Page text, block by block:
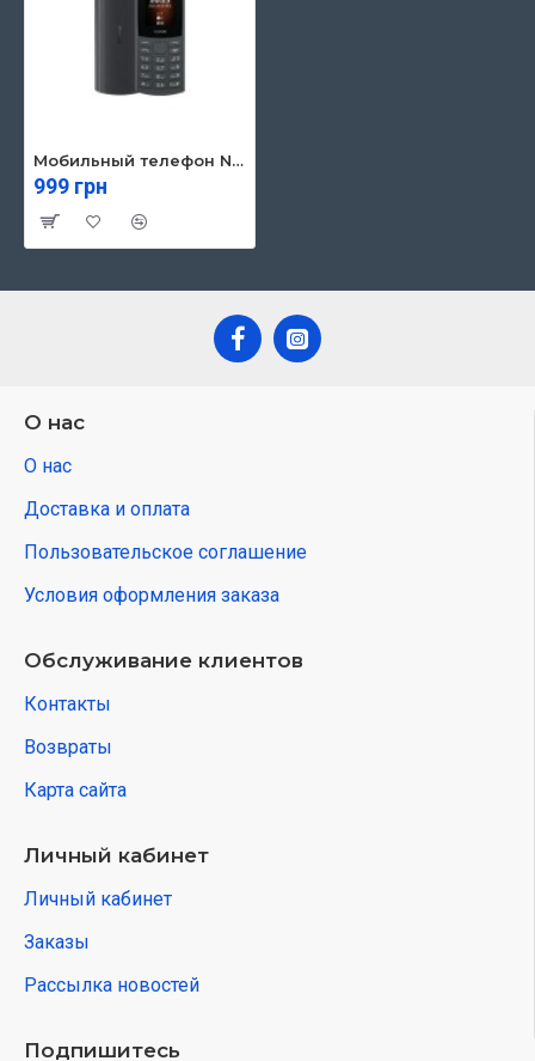
Мобильный телефон Nokia 105 SS 2023 Charcoal
999 грн
О нас
О нас
Доставка и оплата
Пользовательское соглашение
Условия оформления заказа
Обслуживание клиентов
Контакты
Возвраты
Карта сайта
Личный кабинет
Личный кабинет
Заказы
Рассылка новостей
Подпишитесь